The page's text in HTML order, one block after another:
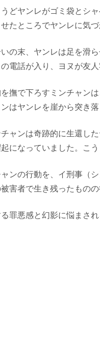
どヤンレがゴミ袋とシ
たところでヤンレに気
の末、ヤンレは足を滑
電話が入り、ヨヌが友人
撫で下ろすミンチャン
はヤンレを崖から突き落
ャンは奇跡的に生還し
になっていました。こ
ンの行動を、イ刑事（
害者で生き残ったものの
罪悪感と幻影に悩まさ